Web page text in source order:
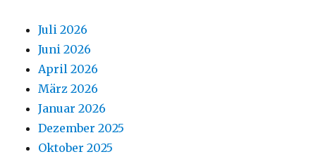
Juli 2026
Juni 2026
April 2026
März 2026
Januar 2026
Dezember 2025
Oktober 2025